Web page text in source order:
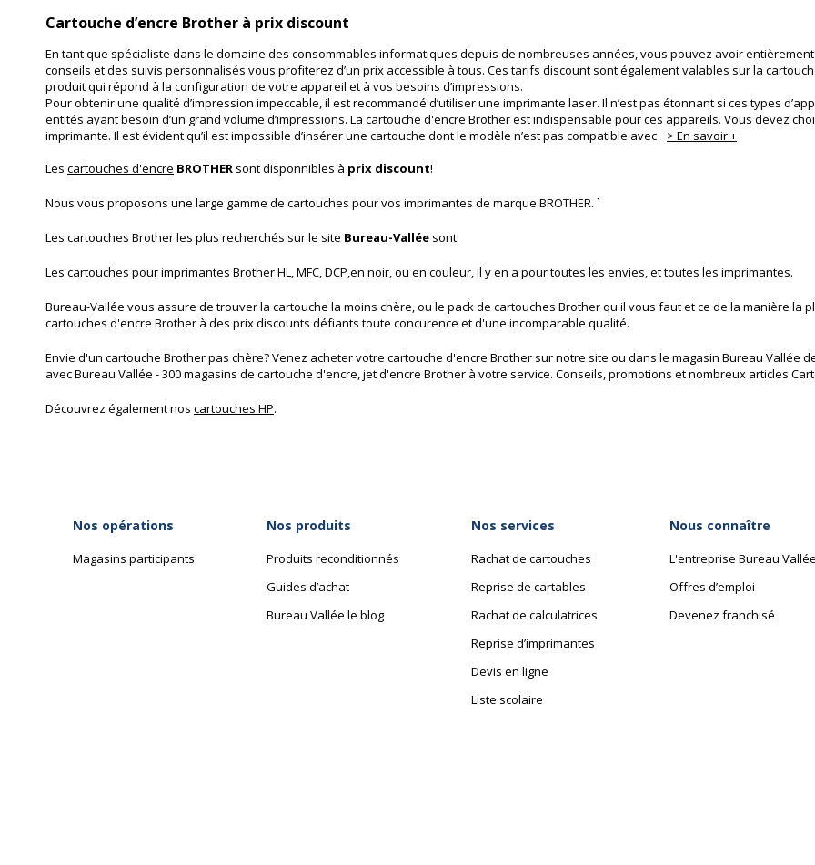
Cartouche d’encre Brother à prix discount
En tant que spécialiste dans le domaine des consommables informatiques depuis de nombreuses années, vous pouvez avoir
conseils et des suivis personnalisés vous profiterez d’un prix accessible à tous. Ces tarifs discount sont également valables sur la
produit qui répond à la configuration de votre appareil et à vos besoins d’impressions.
Pour obtenir une qualité d’impression impeccable, il est recommandé d’utiliser une imprimante laser. Il n’est pas étonnant si ces types
entités ayant besoin d’un grand volume d’impressions. La cartouche d'encre Brother est indispensable pour ces appareils. Vous devez
imprimante. Il est évident qu’il est impossible d’insérer une cartouche dont le modèle n’est pas compatible avec
> En savoir +
Nos opérations
Magasins participants
Nos produits
Produits reconditionnés
Guides d’achat
Bureau Vallée le blog
Nos services
Rachat de cartouches
Reprise de cartables
Rachat de calculatrices
Reprise d’imprimantes
Devis en ligne
Liste scolaire
Nous connaître
L'entreprise Bureau Vallée
Offres d’emploi
Devenez franchisé